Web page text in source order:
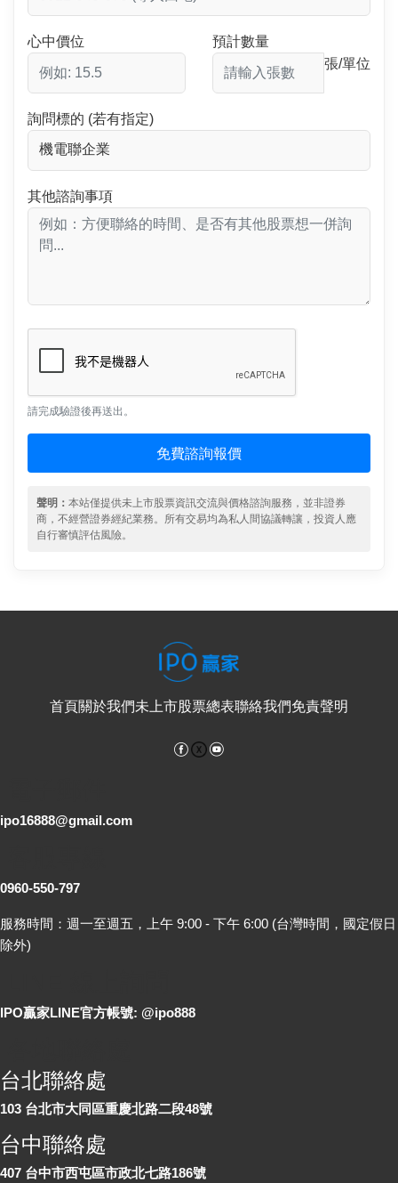
心中價位
預計數量
張/單位
詢問標的 (若有指定)
其他諮詢事項
請完成驗證後再送出。
免費諮詢報價
聲明： 本站僅提供未上市股票資訊交流與價格諮詢服務，並非證券
商，不經營證券經紀業務。所有交易均為私人間協議轉讓，投資人應
自行審慎評估風險。
首頁關於我們未上市股票總表聯絡我們免責聲明
Facebook
ipo16888@gmail.com
0960-550-797
服務時間：週一至週五，上午 9:00 - 下午 6:00 (台灣時間，國定假日
除外)
IPO贏家LINE官方帳號: @ipo888
台北聯絡處
103 台北市大同區重慶北路二段48號
台中聯絡處
407 台中市西屯區市政北七路186號